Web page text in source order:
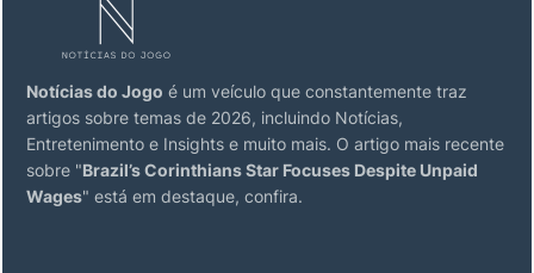
Notícias do Jogo é um veículo que constantemente traz
artigos sobre temas de 2026, incluindo Notícias,
Entretenimento e Insights e muito mais. O artigo mais recente
sobre "Brazil’s Corinthians Star Focuses Despite Unpaid
Wages" está em destaque, confira.